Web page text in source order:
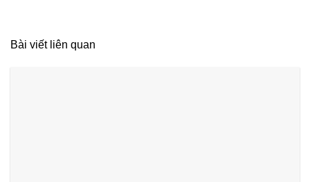
Bài viết liên quan